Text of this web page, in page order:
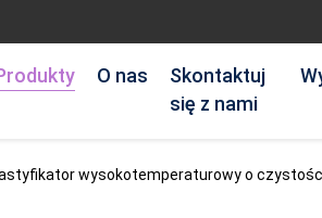
O nas
Skontaktuj
się z nami
wysokotemperaturowy o